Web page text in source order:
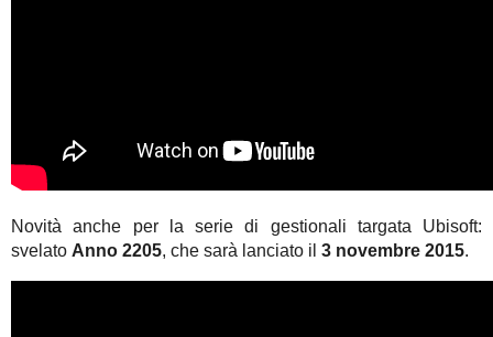
Novità anche per la serie di gestionali targata Ubisoft:
svelato Anno 2205, che sarà lanciato il 3 novembre 2015.